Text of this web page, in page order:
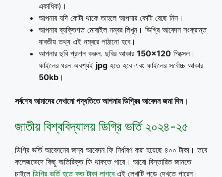
একাধিক)।
আপনার যদি কোটা থাকে তাহলে আপনার কোটা বেছে নিন।
আপনার ব্যক্তিগত মোবাইল নম্বর লিখুন। ডিগ্রি আবেদন সংক্রান্ত
যাবতীয় তথ্য এই নম্বরে পাঠানো হবে।
আপনার ছবি প্রদান করুন. ছবির আকার 150×120 পিক্সেল।
ফাইলের ধরন অবশ্যই jpg হতে হবে এবং ফাইলের সর্বোচ্চ আকার
50kb ।
সর্বশেষ আমাদের দেখানো পদ্ধতিতে আপনার ডিগ্রির আবেদন জমা দিন।
জাতীয় বিশ্ববিদ্যালয় ডিগ্রি ভর্তি ২০২৪-২৫
ডিগ্রি ভর্তি আবেদনের জন্য আবেদন ফি নির্ধারণ করা হয়েছে ৪০০ টাকা। তবে
কলেজভেদে কিছু অতিরিক্ত ফি থাকতে পারে। আরো বিস্তারিত জানতে
চাইলে ডিগ্রি ভর্তি হতে কত টাকা লাগবেএই লেখাটি পড়ে দেখতে পারেন।